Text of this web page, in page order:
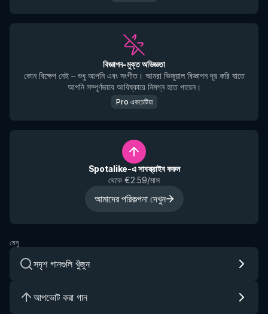
বিজ্ঞাপন-মুক্ত অভিজ্ঞতা
কোন বিক্ষেপ নেই – শুধু আপনি এবং সংগীত। আমরা ভিজুয়াল বিজ্ঞাপন দূর করি যাতে
আপনি সম্পূর্ণভাবে আবিষ্কারে নিমগ্ন হতে পারেন।
Pro একচেটিয়া
Spotalike-এ সাবস্ক্রাইব করুন
থেকে €2.59/মাস
আমাদের পরিকল্পনা দেখুন
মেনু
সদৃশ গানগুলি খুঁজুন
আপভোট করা গান